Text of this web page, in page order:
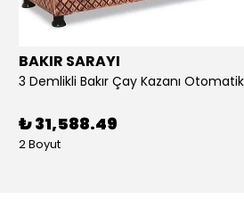
BAKIR SARAYI
₺ 31,588.49
2 Boyut